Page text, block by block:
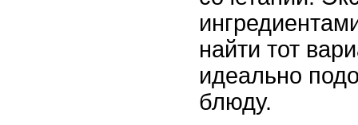
найти тот
идеально
блюду.